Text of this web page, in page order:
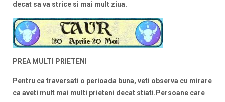
decat sa va strice si mai mult ziua.
PREA MULTI PRIETENI
Pentru ca traversati o perioada buna, veti observa cu mirare
ca aveti mult mai multi prieteni decat stiati.Persoane care